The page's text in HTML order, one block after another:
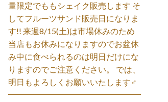
量限定でももシェイク販売します そ
してフルーツサンド販売日になりま
す!! 来週8/15(土)は市場休みのため
当店もお休みになりますのでお盆休
み中に食べられるのは明日だけにな
りますのでご注意ください。 では、
明日もよろしくお願いいたします‍♂️